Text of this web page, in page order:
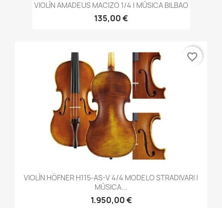
VIOLÍN AMADEUS MACIZO 1/4 | MÚSICA BILBAO
135,00 €
VIOLÍN HÖFNER H115-AS-V 4/4 MODELO STRADIVARI |
MÚSICA...
1.950,00 €
favorite_border